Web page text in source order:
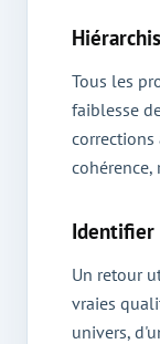
Tous les
faiblesse
Identifier
Un retour
vraies
univers,